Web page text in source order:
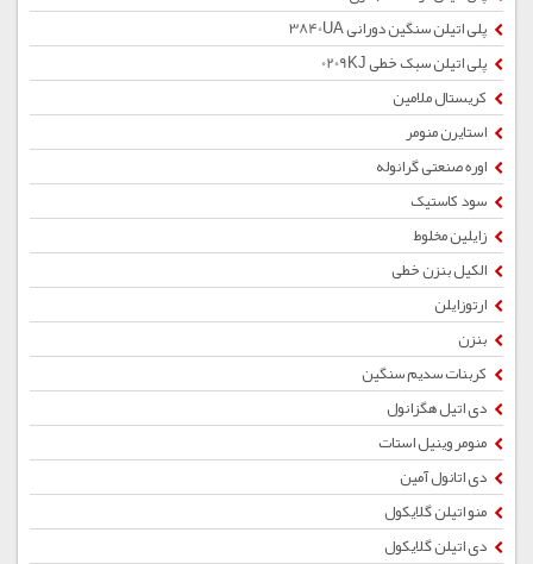
پلی اتیلن سنگین دورانی 3840UA
پلی اتیلن سبک خطی 0209KJ
کریستال ملامین
استایرن منومر
اوره صنعتی گرانوله
سود کاستیک
زایلین مخلوط
الکیل بنزن خطی
ارتوزایلن
بنزن
کربنات سدیم سنگین
دی اتیل هگزانول
منومر وینیل استات
دی اتانول آمین
منو اتیلن گلایکول
دی اتیلن گلایکول